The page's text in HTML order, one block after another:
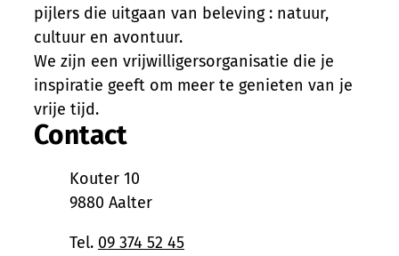
pijlers die uitgaan van beleving : natuur,
cultuur en avontuur.
We zijn een vrijwilligersorganisatie die je
inspiratie geeft om meer te genieten van je
vrije tijd.
Contact
AdresKouter 10
,9880 Aalter
09 374 52 45